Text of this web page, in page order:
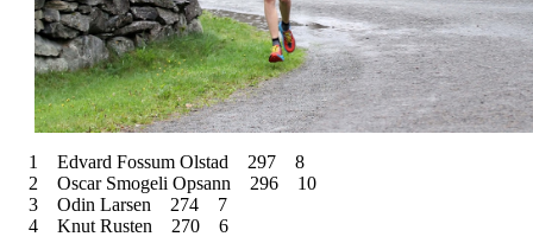
1 Edvard Fossum Olstad 297
8
2
Oscar Smogeli Opsann 296
10
3
Odin Larsen 274
7
4
Knut Rusten 270
6